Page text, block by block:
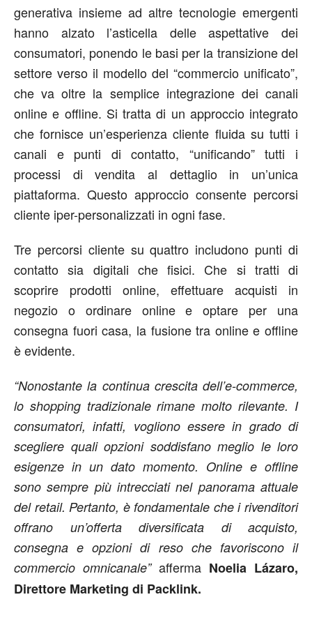
generativa insieme ad altre tecnologie emergenti
hanno alzato l’asticella delle aspettative dei
consumatori, ponendo le basi per la transizione del
settore verso il modello del “commercio unificato”,
che va oltre la semplice integrazione dei canali
online e offline. Si tratta di un approccio integrato
che fornisce un’esperienza cliente fluida su tutti i
canali e punti di contatto, “unificando” tutti i
processi di vendita al dettaglio in un’unica
piattaforma. Questo approccio consente percorsi
cliente iper-personalizzati in ogni fase.
Tre percorsi cliente su quattro includono punti di
contatto sia digitali che fisici. Che si tratti di
scoprire prodotti online, effettuare acquisti in
negozio o ordinare online e optare per una
consegna fuori casa, la fusione tra online e offline
è evidente.
“Nonostante la continua crescita dell’e-commerce,
lo shopping tradizionale rimane molto rilevante. I
consumatori, infatti, vogliono essere in grado di
scegliere quali opzioni soddisfano meglio le loro
esigenze in un dato momento. Online e offline
sono sempre più intrecciati nel panorama attuale
del retail. Pertanto, è fondamentale che i rivenditori
offrano un’offerta diversificata di acquisto,
consegna e opzioni di reso che favoriscono il
commercio omnicanale”afferma Noelia Lázaro,
Direttore Marketing di Packlink.